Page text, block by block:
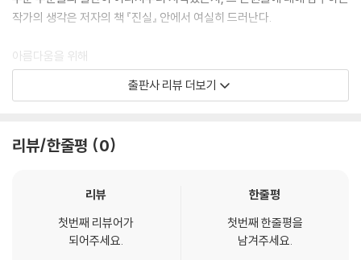
폐가
자만
먼지
로보트
숨바꼭질
작가의 생각은 저자의 책 『진실』 안에서 여실히 드러난다.
아름다움을 위해
짓밟혀진다 할지라도
그늘지고 외진 곳에
왜 빛을 그리도 멀리했을까
출판사 리뷰 더보기
리뷰/한줄평 0
리뷰
첫번째 리뷰어가
되어주세요.
한줄평
첫번째 한줄평을
남겨주세요.